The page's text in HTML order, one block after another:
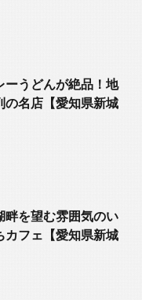
ーうどんが絶品！地
の名店【愛知県新城
畔を望む雰囲気のい
カフェ【愛知県新城